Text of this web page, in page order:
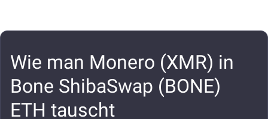
Wie man Monero (XMR) in
Bone ShibaSwap (BONE)
ETH tauscht